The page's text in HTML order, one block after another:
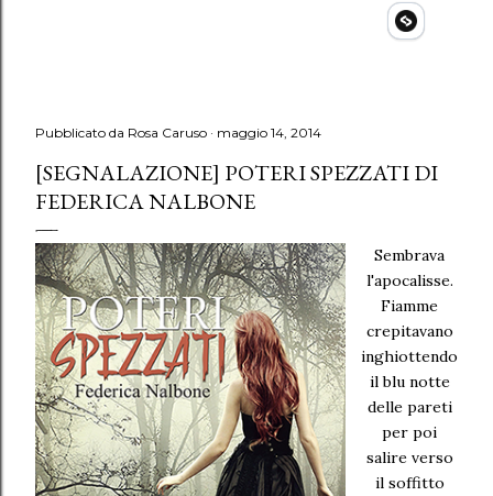
Pubblicato da Rosa Caruso maggio 14, 2014
[SEGNALAZIONE] POTERI SPEZZATI DI
FEDERICA NALBONE
Sembrava
l'apocalisse.
Fiamme
crepitavano
inghiottendo
il blu notte
delle pareti
per poi
salire verso
il soffitto